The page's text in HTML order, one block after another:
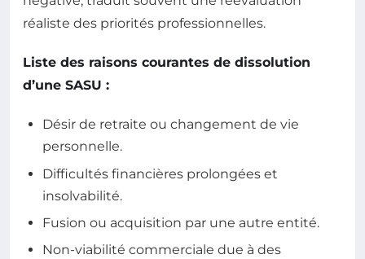
réaliste des priorités professionnelles.
Liste des raisons courantes de dissolution
d’une SASU :
Désir de retraite ou changement de vie
personnelle.
Difficultés financières prolongées et
insolvabilité.
Fusion ou acquisition par une autre entité.
Non-viabilité commerciale due à des